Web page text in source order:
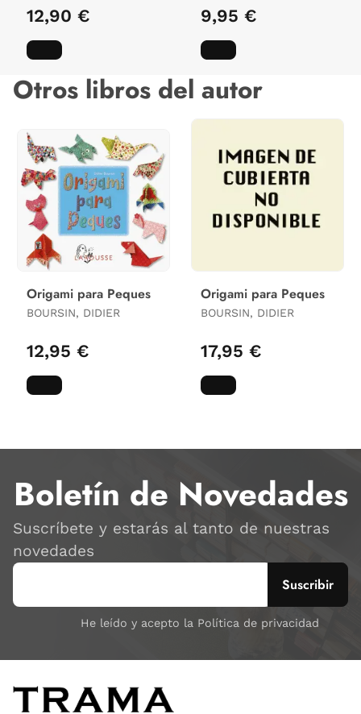
12,90 € 9,95 €
Otros libros del autor
Origami para Peques
BOURSIN, DIDIER
12,95 €
Origami para Peques
BOURSIN, DIDIER
17,95 €
Boletín de Novedades
Suscríbete y estarás al tanto de nuestras
novedades
He leído y acepto la Política de privacidad